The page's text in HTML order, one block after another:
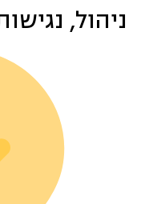
ניהול,